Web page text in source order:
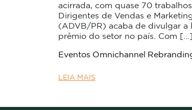
acirrada, com quase 70
Dirigentes de Vendas e
(ADVB/PR) acaba de divulgar a
prêmio do setor no país. Com […]
Eventos Omnichannel
LEIA MAIS